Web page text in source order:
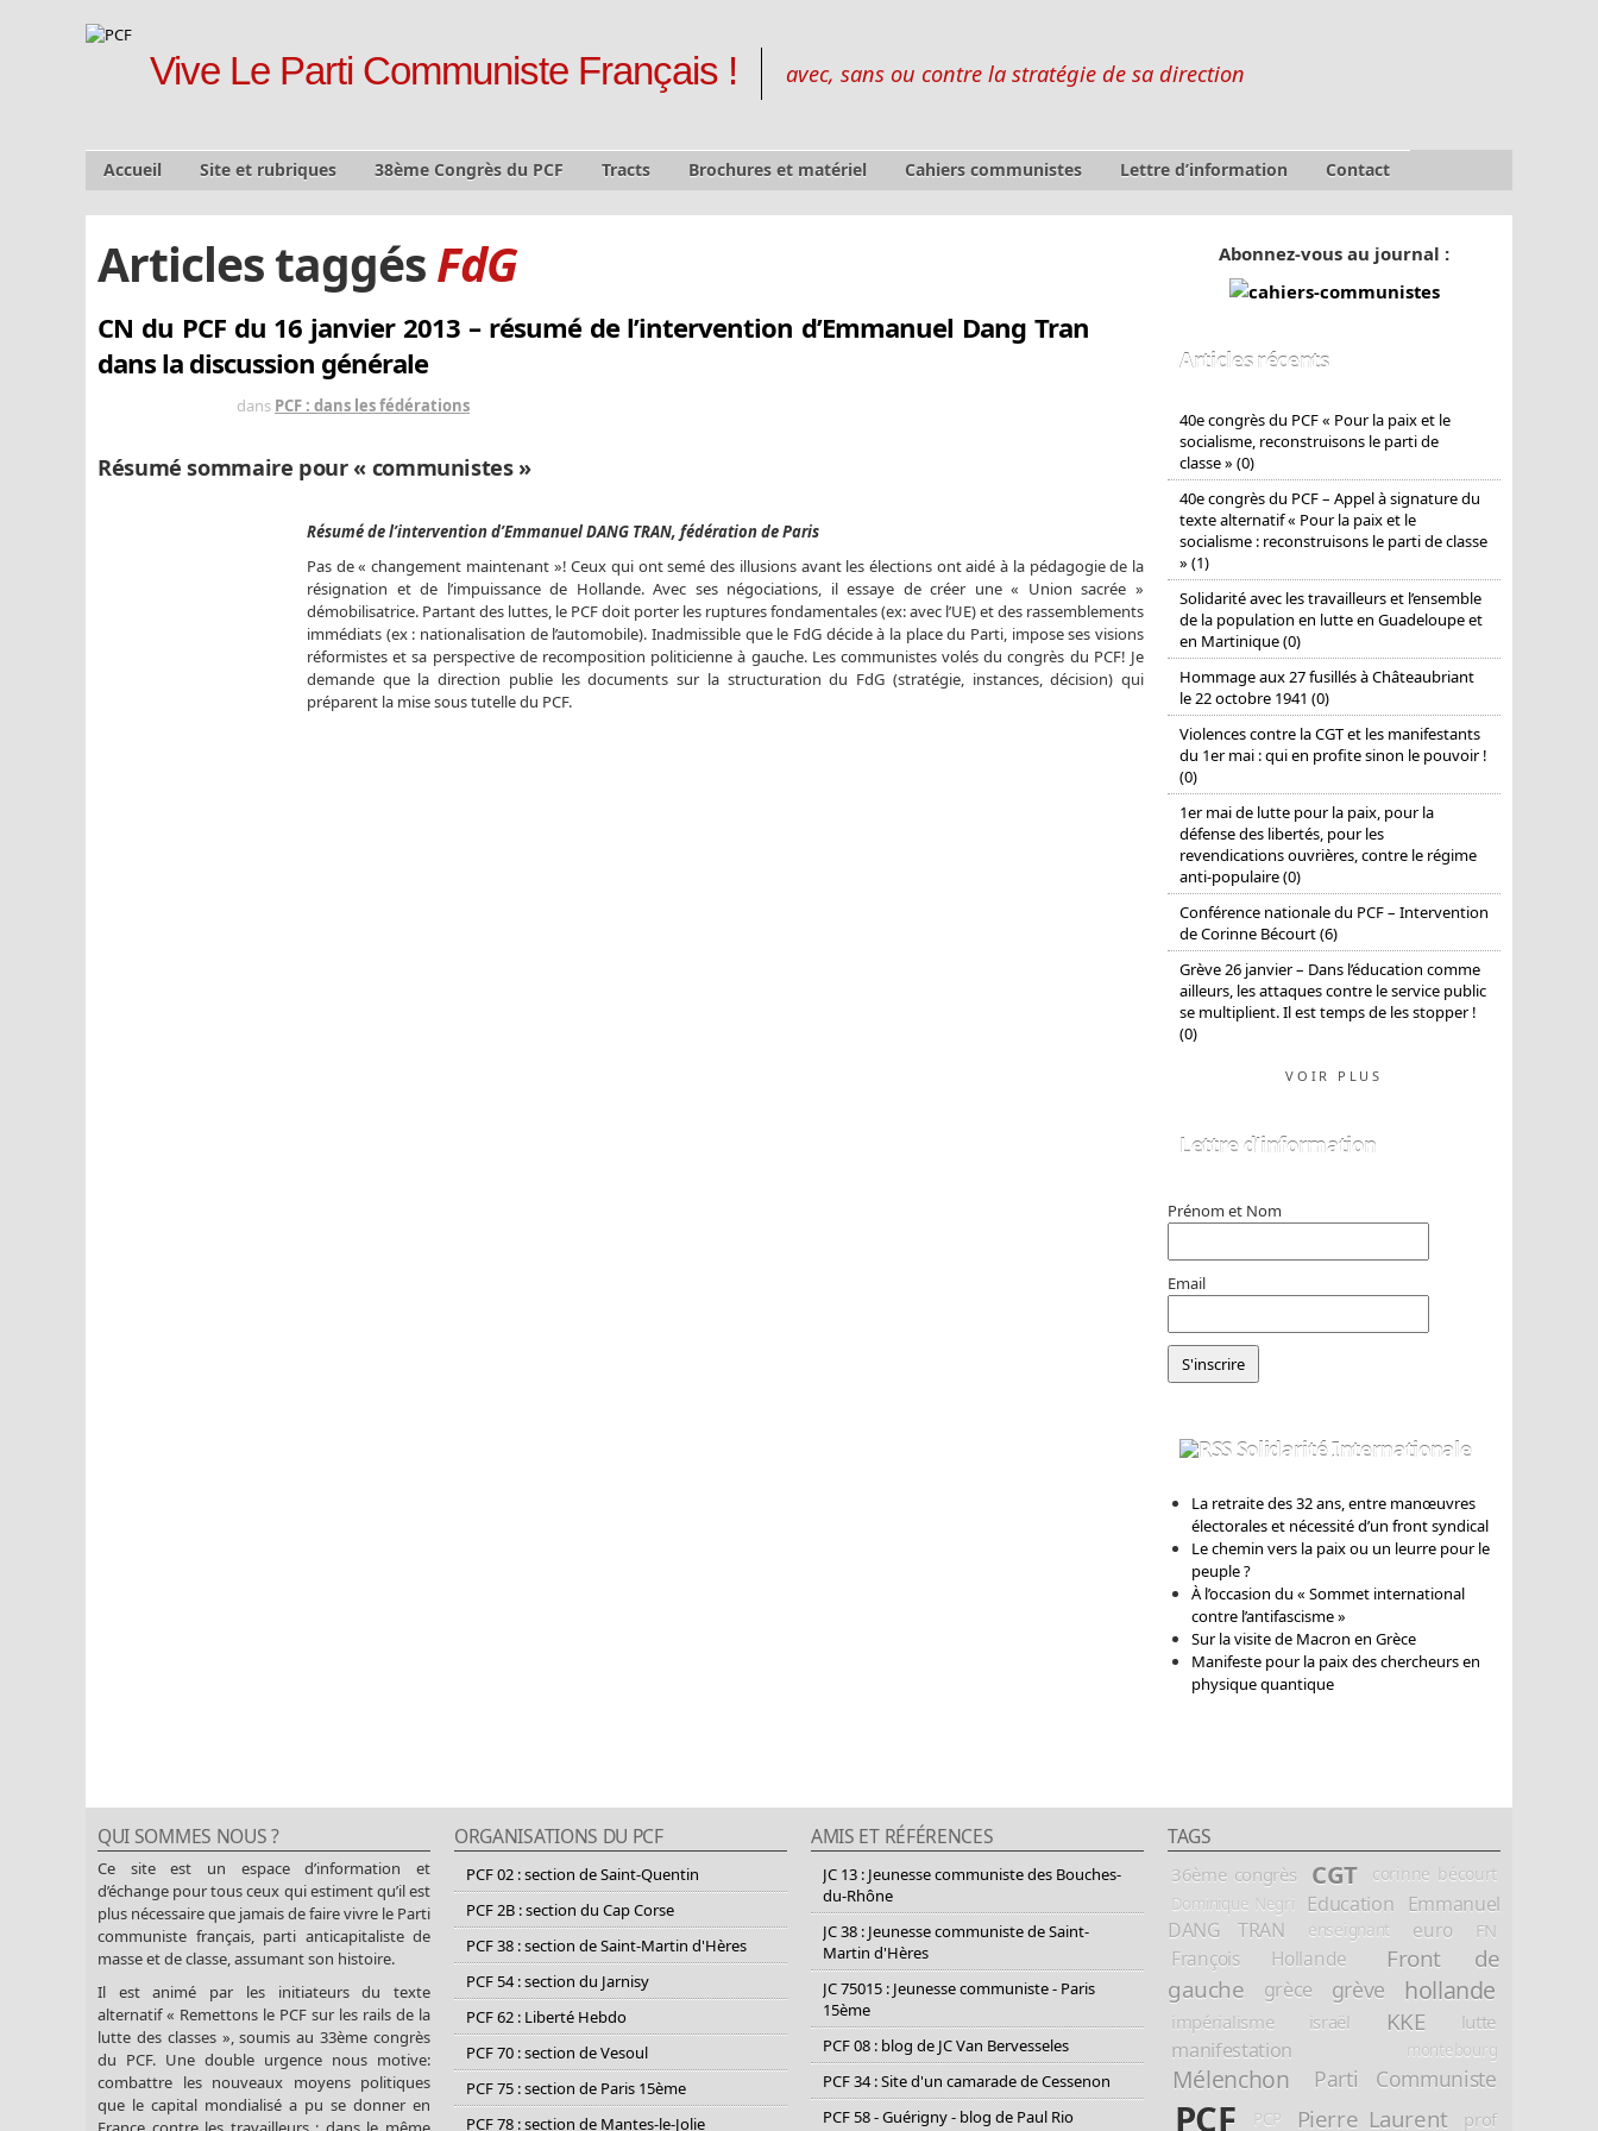
Vive Le Parti Communiste Français ! avec, sans ou contre la stratégie de sa direction
Accueil Site et rubriques 38ème Congrès du PCF Tracts Brochures et matériel Cahiers communistes Lettre d’information Contact
Articles taggésFdG
CN du PCF du 16 janvier 2013 – résumé de l’intervention d’Emmanuel Dang Tran
dans la discussion générale
dans PCF : dans les fédérations
Résumé sommaire pour « communistes »
Résumé de l’intervention d’Emmanuel DANG TRAN, fédération de Paris
Pas de « changement maintenant »! Ceux qui ont semé des illusions avant les élections ont aidé à la pédagogie de la
résignation et de l’impuissance de Hollande. Avec ses négociations, il essaye de créer une « Union sacrée »
démobilisatrice. Partant des luttes, le PCF doit porter les ruptures fondamentales (ex: avec l’UE) et des rassemblements
immédiats (ex : nationalisation de l’automobile). Inadmissible que le FdG décide à la place du Parti, impose ses visions
réformistes et sa perspective de recomposition politicienne à gauche. Les communistes volés du congrès du PCF! Je
demande que la direction publie les documents sur la structuration du FdG (stratégie, instances, décision) qui
préparent la mise sous tutelle du PCF.
Abonnez-vous au journal :
Articles récents
40e congrès du PCF « Pour la paix et le
socialisme, reconstruisons le parti de
classe » (0)
40e congrès du PCF – Appel à signature du
texte alternatif « Pour la paix et le
socialisme : reconstruisons le parti de classe
» (1)
Solidarité avec les travailleurs et l’ensemble
de la population en lutte en Guadeloupe et
en Martinique (0)
Hommage aux 27 fusillés à Châteaubriant
le 22 octobre 1941 (0)
Violences contre la CGT et les manifestants
du 1er mai : qui en profite sinon le pouvoir !
(0)
1er mai de lutte pour la paix, pour la
défense des libertés, pour les
revendications ouvrières, contre le régime
anti-populaire (0)
Conférence nationale du PCF – Intervention
de Corinne Bécourt (6)
Grève 26 janvier – Dans l’éducation comme
ailleurs, les attaques contre le service public
se multiplient. Il est temps de les stopper !
(0)
VOIR PLUS
Lettre d’information
Prénom et Nom
Email
Solidarité Internationale
La retraite des 32 ans, entre manœuvres
électorales et nécessité d’un front syndical
Le chemin vers la paix ou un leurre pour le
peuple ?
À l’occasion du « Sommet international
contre l’antifascisme »
Sur la visite de Macron en Grèce
Manifeste pour la paix des chercheurs en
physique quantique
QUI SOMMES NOUS ?
Ce site est un espace d’information et
d’échange pour tous ceux qui estiment qu’il est
plus nécessaire que jamais de faire vivre le Parti
communiste français, parti anticapitaliste de
masse et de classe, assumant son histoire.
Il est animé par les initiateurs du texte
alternatif « Remettons le PCF sur les rails de la
lutte des classes », soumis au 33ème congrès
du PCF. Une double urgence nous motive:
combattre les nouveaux moyens politiques
que le capital mondialisé a pu se donner en
ORGANISATIONS DU PCF
PCF 02 : section de Saint-Quentin
PCF 2B : section du Cap Corse
PCF 38 : section de Saint-Martin d'Hères
PCF 54 : section du Jarnisy
PCF 62 : Liberté Hebdo
PCF 70 : section de Vesoul
PCF 75 : section de Paris 15ème
PCF 78 : section de Mantes-le-Jolie
AMIS ET RÉFÉRENCES
JC 13 : Jeunesse communiste des Bouches-
du-Rhône
JC 38 : Jeunesse communiste de Saint-
Martin d'Hères
JC 75015 : Jeunesse communiste - Paris
15ème
PCF 08 : blog de JC Van Bervesseles
PCF 34 : Site d'un camarade de Cessenon
PCF 58 - Guérigny - blog de Paul Rio
TAGS
36ème congrès CGT corinne bécourt
Dominique Negri Education
Emmanuel
DANG TRAN
enseignant euro FN
François Hollande
Front de
gauche
grèce grève hollande
impérialisme israël KKE lutte
manifestation montebourg
Mélenchon Parti Communiste
PCF PCP Pierre Laurent prof